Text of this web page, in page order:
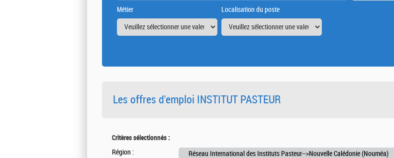
Métier Localisation du poste
Les offres d'emploi INSTITUT PASTEUR
Critères sélectionnés :
Région : Réseau International des Instituts Pasteur-->Nouvelle Calédonie (Nouméa)